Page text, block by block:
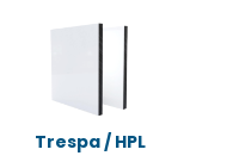
Trespa / HPL